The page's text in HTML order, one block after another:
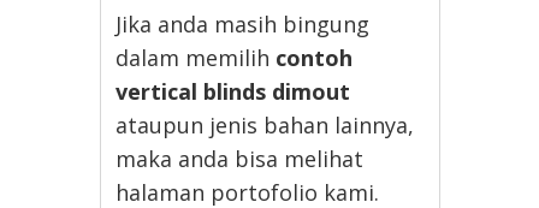
Jika anda masih bingung
dalam memilih contoh
vertical blinds dimout
ataupun jenis bahan lainnya,
maka anda bisa melihat
halaman portofolio kami.